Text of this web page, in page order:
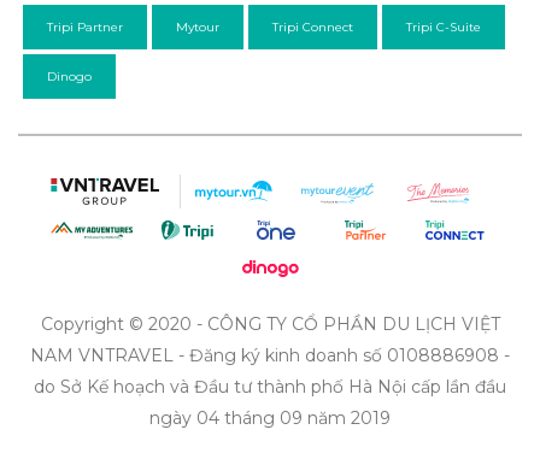
Tripi Partner Mytour Tripi Connect Tripi C-Suite
Dinogo
Copyright © 2020 - CÔNG TY CỔ PHẦN DU LỊCH VIỆT
NAM VNTRAVEL - Đăng ký kinh doanh số 0108886908 -
do Sở Kế hoạch và Đầu tư thành phố Hà Nội cấp lần đầu
ngày 04 tháng 09 năm 2019